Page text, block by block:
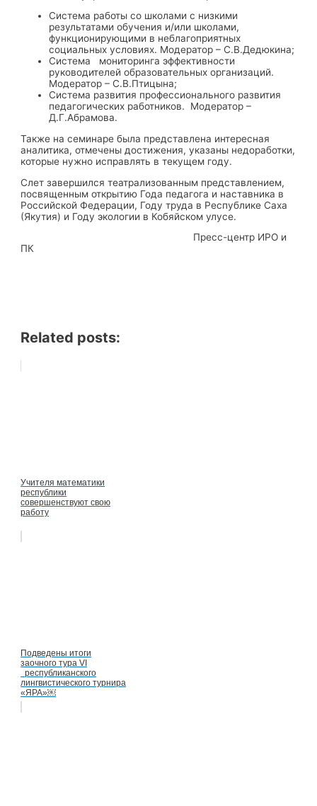
Система работы со школами с низкими
результатами обучения и/или школами,
функционирующими в неблагоприятных
социальных условиях. Модератор – С.В.Дедюкина;
Система мониторинга эффективности
руководителей образовательных организаций.
Модератор – С.В.Птицына;
Система развития профессионального развития
педагогических работников. Модератор –
Д.Г.Абрамова.
Также на семинаре была представлена интересная
аналитика, отмечены достижения, указаны недоработки,
которые нужно исправлять в текущем году.
Слет завершился театрализованным представлением,
посвященным открытию Года педагога и наставника в
Российской Федерации, Году труда в Республике Саха
(Якутия) и Году экологии в Кобяйском улусе.
Пресс-центр ИРО и
ПК
Related posts:
Учителя математики
республики
совершенствуют свою
работу
Подведены итоги
заочного тура VI
республиканского
лингвистического турнира
«ЯРА»￼